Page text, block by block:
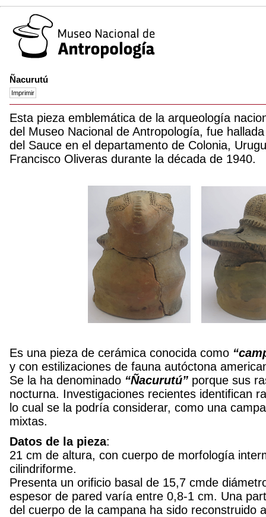
Ñacurutú
Esta pieza emblemática de la arqueología
del Museo Nacional de Antropología, fue
del Sauce en el departamento de Colonia,
Francisco Oliveras durante la década de 1940.
Es una pieza de cerámica conocida como
y con estilizaciones de fauna autóctona
Se la ha denominado “Ñacurutú” porque sus
nocturna. Investigaciones recientes identifican
lo cual se la podría considerar, como una
mixtas.
Datos de la pieza:
21 cm de altura, con cuerpo de morfología
cilindriforme.
Presenta un orificio basal de 15,7 cmde
espesor de pared varía entre 0,8-1 cm. Una
del cuerpo de la campana ha sido reconstruido